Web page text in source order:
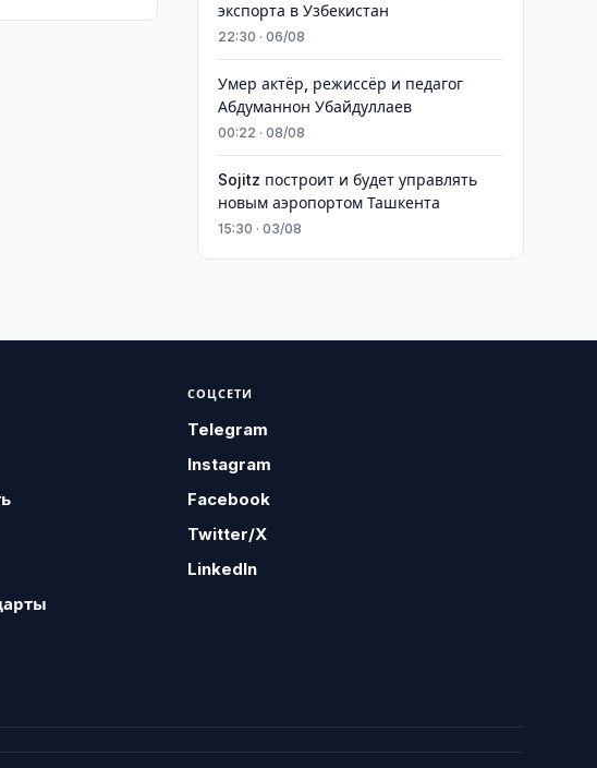
экспорта в Узбекистан
22:30 · 06/08
Умер актёр, режиссёр и педагог
Абдуманнон Убайдуллаев
00:22 · 08/08
Sojitz построит и будет управлять
новым аэропортом Ташкента
15:30 · 03/08
СОЦСЕТИ
Telegram
Instagram
Facebook
Twitter/X
LinkedIn